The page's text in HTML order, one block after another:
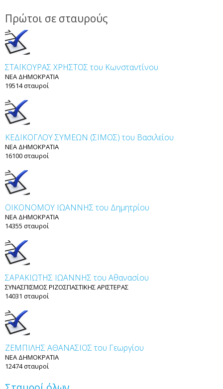
Πρώτοι σε σταυρούς
ΣΤΑΪΚΟΥΡΑΣ ΧΡΗΣΤΟΣ του Κωνσταντίνου
ΝΕΑ ΔΗΜΟΚΡΑΤΙΑ
19514 σταυροί
ΚΕΔΙΚΟΓΛΟΥ ΣΥΜΕΩΝ (ΣΙΜΟΣ) του Βασιλείου
ΝΕΑ ΔΗΜΟΚΡΑΤΙΑ
16100 σταυροί
ΟΙΚΟΝΟΜΟΥ ΙΩΑΝΝΗΣ του Δημητρίου
ΝΕΑ ΔΗΜΟΚΡΑΤΙΑ
14355 σταυροί
ΣΑΡΑΚΙΩΤΗΣ ΙΩΑΝΝΗΣ του Αθανασίου
ΣΥΝΑΣΠΙΣΜΟΣ ΡΙΖΟΣΠΑΣΤΙΚΗΣ ΑΡΙΣΤΕΡΑΣ
14031 σταυροί
ΖΕΜΠΙΛΗΣ ΑΘΑΝΑΣΙΟΣ του Γεωργίου
ΝΕΑ ΔΗΜΟΚΡΑΤΙΑ
12474 σταυροί